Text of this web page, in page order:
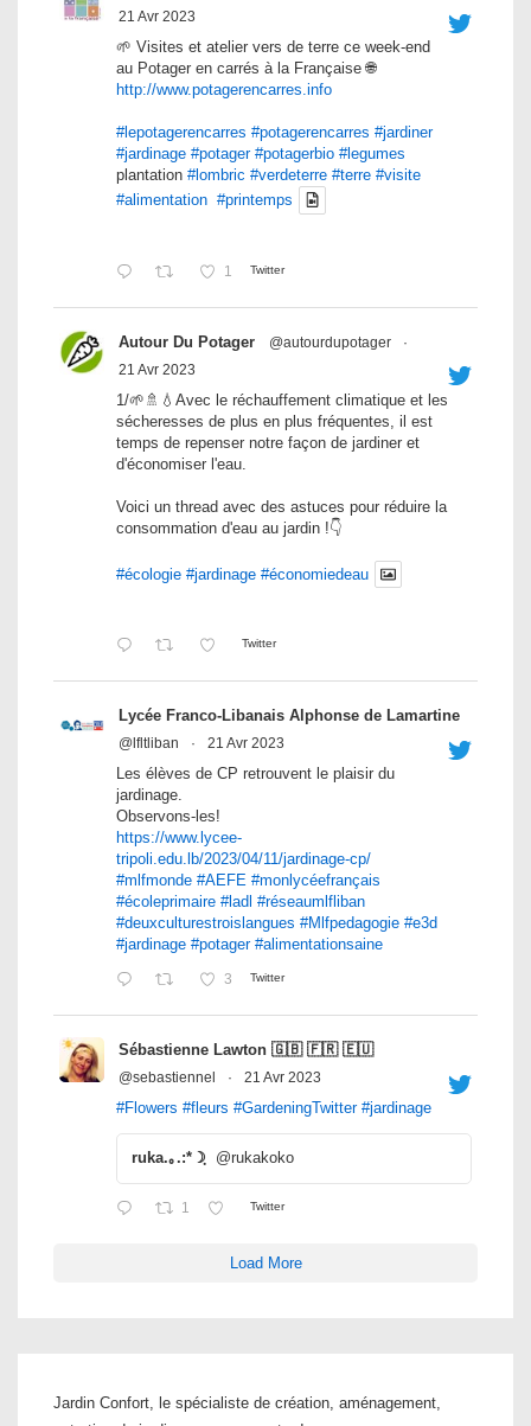
21 Avr 2023
🌱 Visites et atelier vers de terre ce week-end
au Potager en carrés à la Française 🌐
http://www.potagerencarres.info
#lepotagerencarres #potagerencarres #jardiner
#jardinage #potager #potagerbio #legumes
plantation #lombric #verdeterre #terre #visite
#alimentation #printemps
1 Twitter
Autour Du Potager @autourdupotager
·
21 Avr 2023
1/🌱🚿💧Avec le réchauffement climatique et les
sécheresses de plus en plus fréquentes, il est
temps de repenser notre façon de jardiner et
d'économiser l'eau.
Voici un thread avec des astuces pour réduire la
consommation d'eau au jardin !👇
#écologie #jardinage #économiedeau
Twitter
Lycée Franco-Libanais Alphonse de Lamartine
@lfltliban · 21 Avr 2023
Les élèves de CP retrouvent le plaisir du
jardinage.
Observons-les!
https://www.lycee-
tripoli.edu.lb/2023/04/11/jardinage-cp/
#mlfmonde #AEFE #monlycéefrançais
#écoleprimaire #ladl #réseaumlfliban
#deuxculturestroislangues #Mlfpedagogie #e3d
#jardinage #potager #alimentationsaine
3 Twitter
Sébastienne Lawton 🇬🇧 🇫🇷 🇪🇺
@sebastiennel · 21 Avr 2023
#Flowers #fleurs #GardeningTwitter #jardinage
ruka.｡.:*☽ฺ @rukakoko
1 Twitter
Load More
Jardin Confort, le spécialiste de création, aménagement,